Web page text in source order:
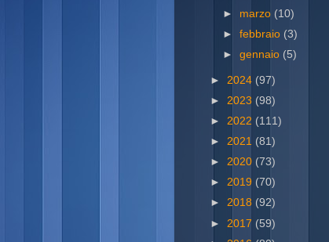
► marzo (10)
►febbraio (3)
►gennaio (5)
► 2024 (97)
► 2023 (98)
► 2022 (111)
► 2021 (81)
► 2020 (73)
► 2019 (70)
► 2018 (92)
► 2017 (59)